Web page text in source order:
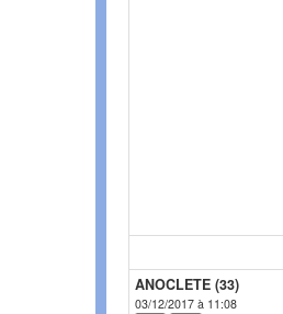
ANOCLETE (33)
03/12/2017 à 11:08